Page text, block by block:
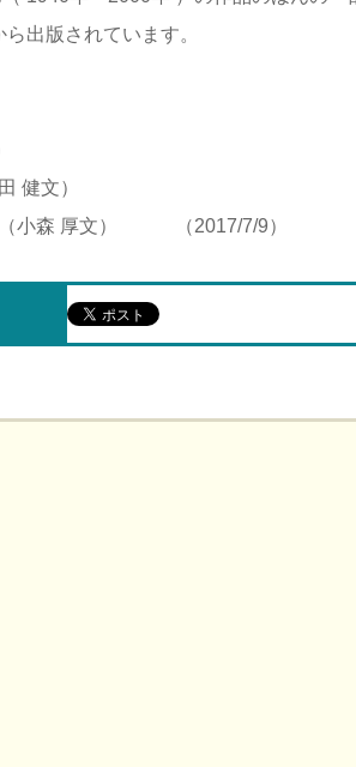
出版されています。
健文）
（小森 厚文） （2017/7/9）